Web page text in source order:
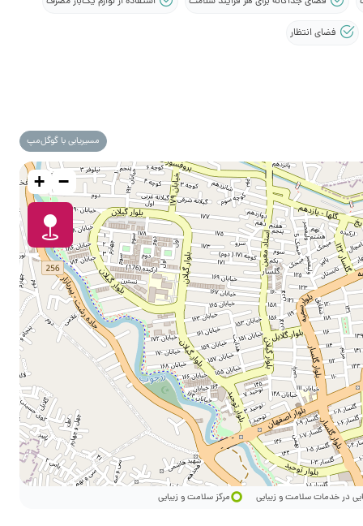
فضای انتظار
مسیریابی با گوگل‌مپ
+ −
در خدمات سلامت و زیبایی مرکز سلامت و زیبایی